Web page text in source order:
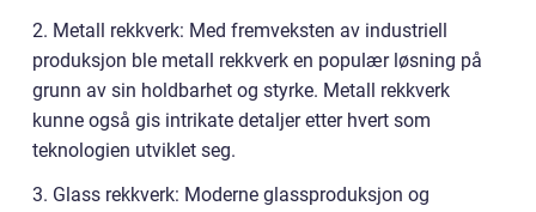
2. Metall rekkverk: Med fremveksten av industriell
produksjon ble metall rekkverk en populær løsning på
grunn av sin holdbarhet og styrke. Metall rekkverk
kunne også gis intrikate detaljer etter hvert som
teknologien utviklet seg.
3. Glass rekkverk: Moderne glassproduksjon og